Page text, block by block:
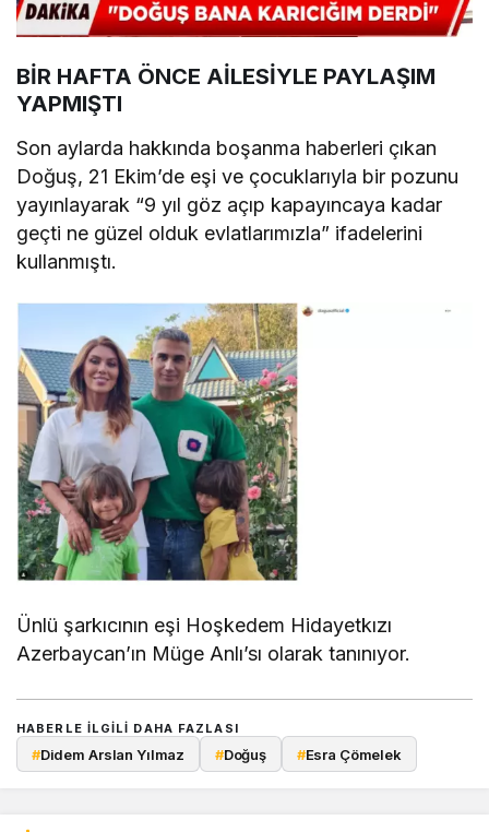
BİR HAFTA ÖNCE AİLESİYLE PAYLAŞIM
YAPMIŞTI
Son aylarda hakkında boşanma haberleri çıkan
Doğuş, 21 Ekim’de eşi ve çocuklarıyla bir pozunu
yayınlayarak “9 yıl göz açıp kapayıncaya kadar
geçti ne güzel olduk evlatlarımızla” ifadelerini
kullanmıştı.
Ünlü şarkıcının eşi Hoşkedem Hidayetkızı
Azerbaycan’ın Müge Anlı’sı olarak tanınıyor.
HABERLE ILGILI DAHA FAZLASI
#Didem Arslan Yılmaz #Doğuş #Esra Çömelek